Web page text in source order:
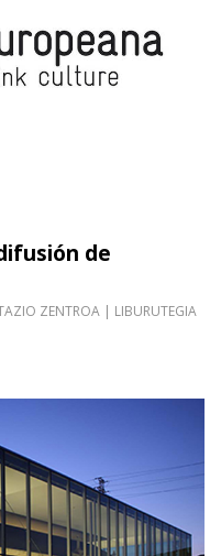
de
ZENTROA | LIBURUTEGIA